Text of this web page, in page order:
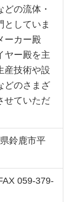
の流体・
としていま
ーカー殿
ヤー殿を主
産技術や設
どのさまざ
せていただ
鈴鹿市平
059-379-